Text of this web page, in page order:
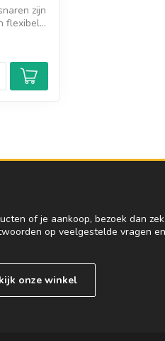
zijn
flexibel...
of je aankoop, bezoek dan
op veelgestelde vragen
onze winkel